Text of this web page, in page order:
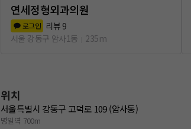
연세정형외과의원
로그인 리뷰 9
서울 강동구 암사1동
235m
위치
서울특별시 강동구 고덕로 109 (암사동)
명일역 700m